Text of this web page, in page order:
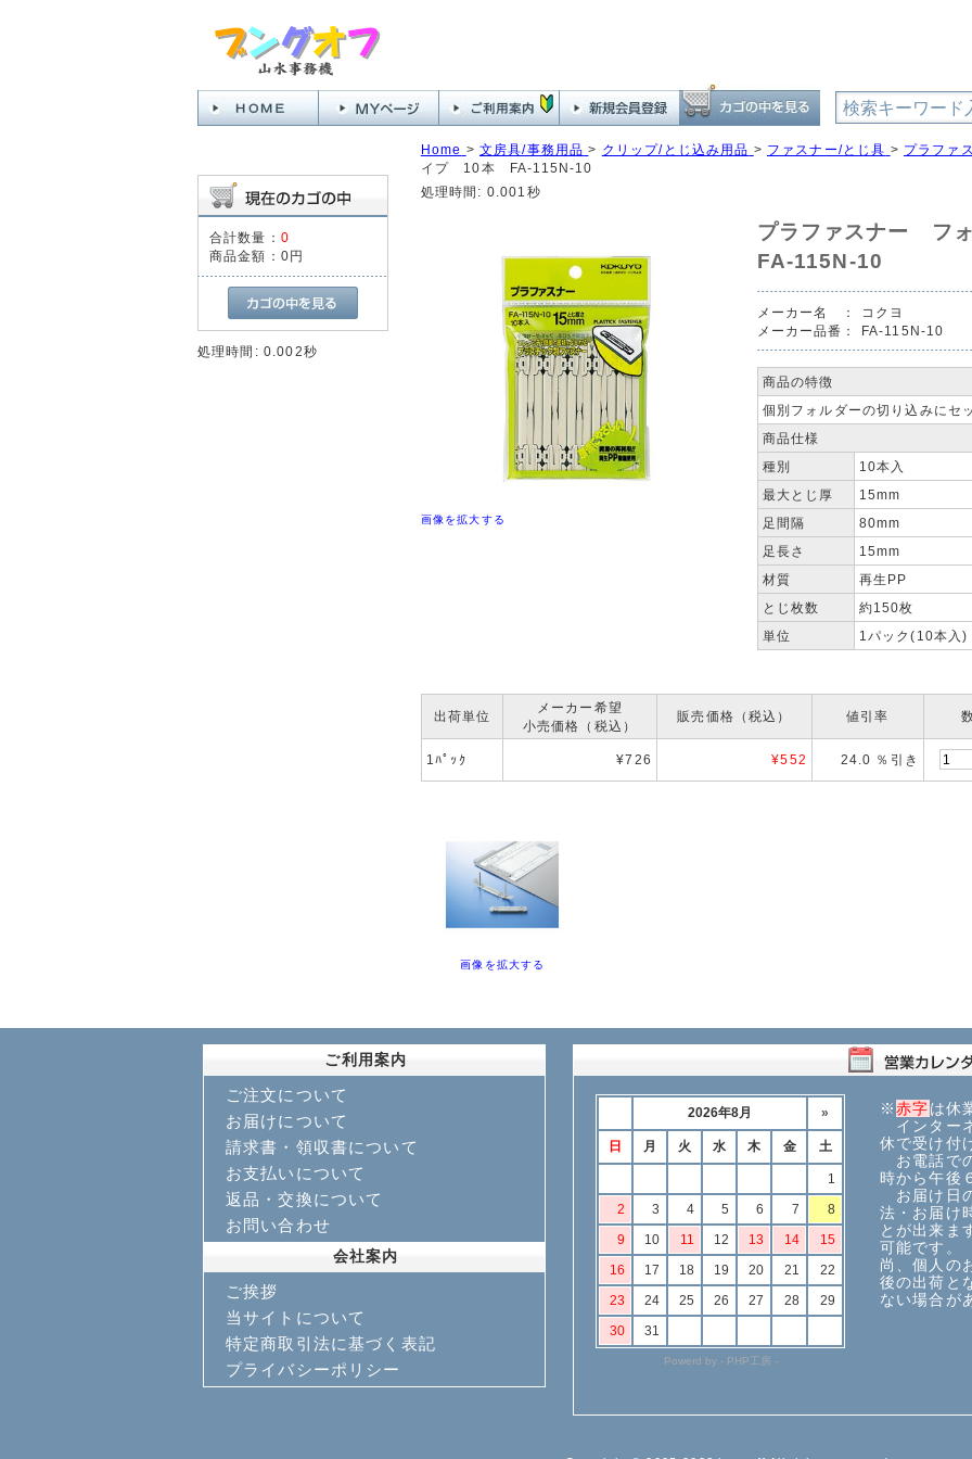
合計数量： 0
商品金額： 0円
処理時間: 0.002秒
Home > 文房具/事務用品 > クリップ/とじ込み用品 > ファスナー/とじ具 > プラファ
イプ 10本 FA-115N-10
処理時間: 0.001秒
画像を拡大する
プラファスナー フ
FA-115N-10
メーカー名 ：
コクヨ
メーカー品番：
FA-115N-10
商品の特徴
個別フォルダーの切り込みにセ
商品仕様
種別
10本入
最大とじ厚
15mm
足間隔
80mm
足長さ
15mm
材質
再生PP
とじ枚数
約150枚
単位
1パック(10本入)
出荷単位
メーカー希望
小売価格（税込）
販売価格（税込） 値引率
1ﾊﾟｯｸ ¥726 ¥552 24.0 ％引き
画像を拡大する
ご利用案内
ご注文について
お届けについて
請求書・領収書について
お支払いについて
返品・交換について
お問い合わせ
会社案内
ご挨拶
当サイトについて
特定商取引法に基づく表記
プライバシーポリシー
※赤字は休
インター
休で受け付
お電話で
時から午後
お届け日
法・お届け
とが出来ま
可能です。
尚、個人の
後の出荷と
ない場合が